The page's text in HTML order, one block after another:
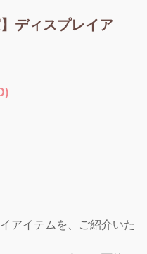
ディスプレイア
アイテムを、ご紹介いた